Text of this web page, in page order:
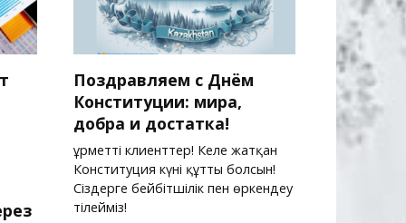
Поздравляем с Днём
Конституции: мира,
добра и достатка!
Құрметті клиенттер! Келе жатқан
Конституция күні құтты болсын!
Сіздерге бейбітшілік пен өркендеу
тілейміз!